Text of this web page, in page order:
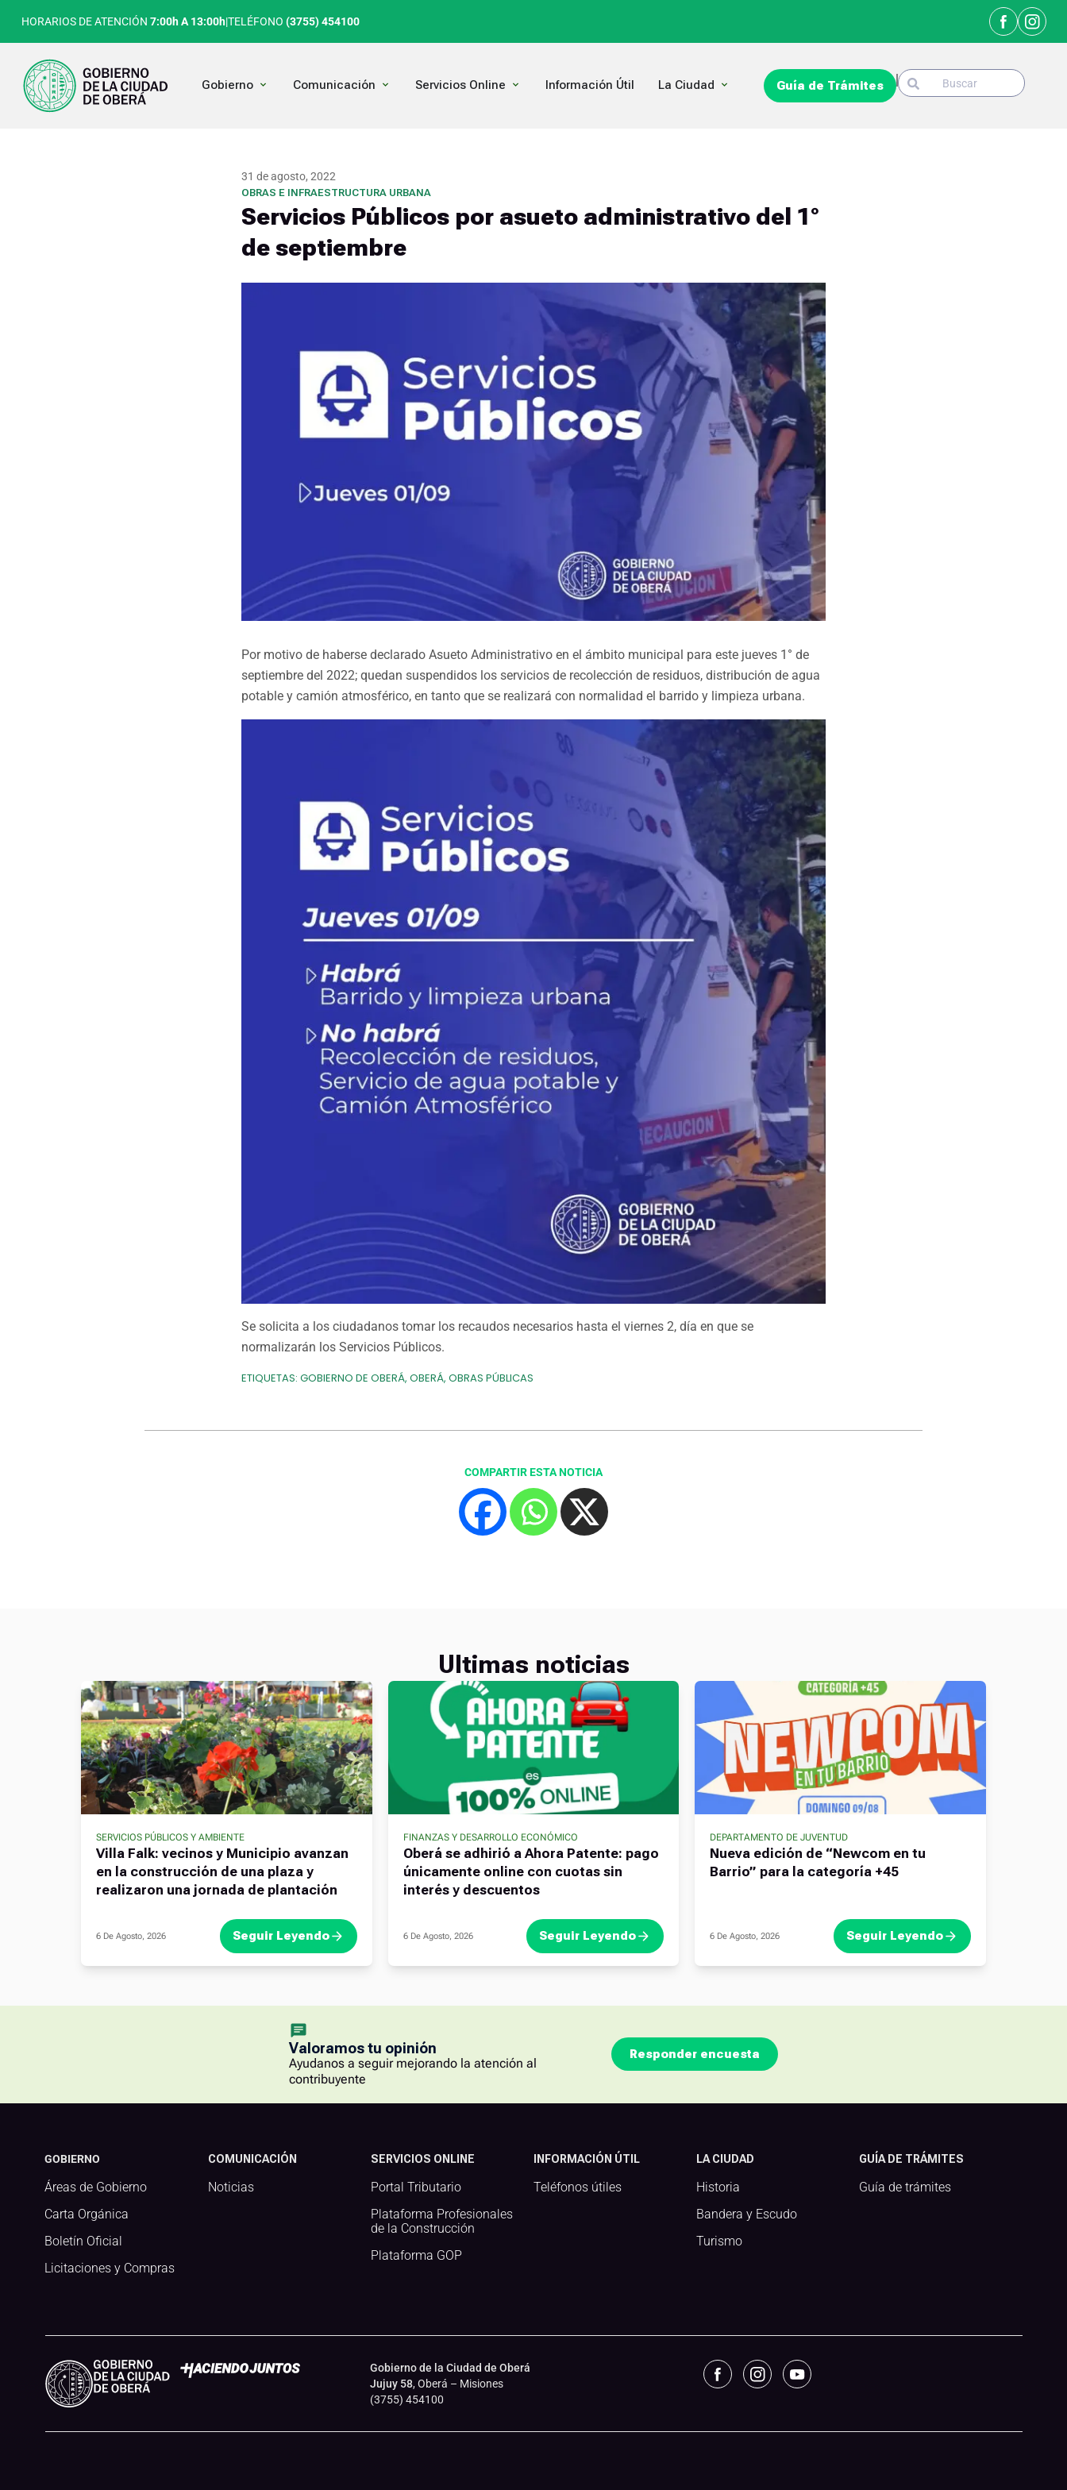
HORARIOS DE ATENCIÓN 7:00h A 13:00h|TELÉFONO (3755) 454100
Gobierno Open Gobierno
Comunicación Open Comunicación
Servicios Online Open Servicios Online
Información Útil La Ciudad Open La CiudadGuía de Trámites Search
Search
31 de agosto, 2022
OBRAS E INFRAESTRUCTURA URBANA
Servicios Públicos por asueto administrativo del 1°
de septiembre
Por motivo de haberse declarado Asueto Administrativo en el ámbito municipal para este jueves 1° de
septiembre del 2022; quedan suspendidos los servicios de recolección de residuos, distribución de agua
potable y camión atmosférico, en tanto que se realizará con normalidad el barrido y limpieza urbana.
Se solicita a los ciudadanos tomar los recaudos necesarios hasta el viernes 2, día en que se
normalizarán los Servicios Públicos.
ETIQUETAS: GOBIERNO DE OBERÁ, OBERÁ, OBRAS PÚBLICAS
COMPARTIR ESTA NOTICIA
Ultimas noticias
SERVICIOS PÚBLICOS Y AMBIENTE
Villa Falk: vecinos y Municipio avanzan
en la construcción de una plaza y
realizaron una jornada de plantación
6 De Agosto, 2026 Seguir Leyendo
FINANZAS Y DESARROLLO ECONÓMICO
Oberá se adhirió a Ahora Patente: pago
únicamente online con cuotas sin
interés y descuentos
6 De Agosto, 2026 Seguir Leyendo
DEPARTAMENTO DE JUVENTUD
Nueva edición de “Newcom en tu
Barrio” para la categoría +45
6 De Agosto, 2026 Seguir Leyendo
Valoramos tu opinión
Ayudanos a seguir mejorando la atención al
contribuyente
Responder encuesta
GOBIERNO
Áreas de Gobierno
Carta Orgánica
Boletín Oficial
Licitaciones y Compras
COMUNICACIÓN
Noticias
SERVICIOS ONLINE
Portal Tributario
Plataforma Profesionales
de la Construcción
Plataforma GOP
INFORMACIÓN ÚTIL
Teléfonos útiles
LA CIUDAD
Historia
Bandera y Escudo
Turismo
GUÍA DE TRÁMITES
Guía de trámites
Gobierno de la Ciudad de Oberá
Jujuy 58, Oberá – Misiones
(3755) 454100